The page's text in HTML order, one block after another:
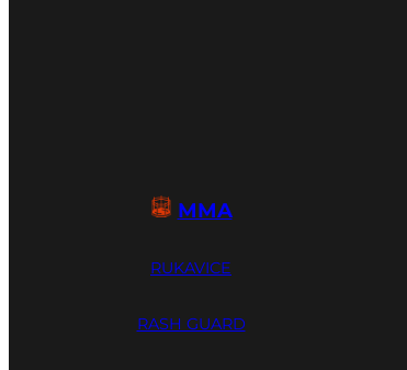
MMA
RUKAVICE
RASH GUARD